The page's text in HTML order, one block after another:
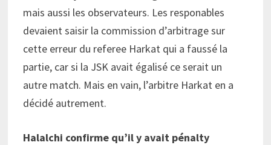
mais aussi les observateurs. Les responables
devaient saisir la commission d’arbitrage sur
cette erreur du referee Harkat qui a faussé la
partie, car si la JSK avait égalisé ce serait un
autre match. Mais en vain, l’arbitre Harkat en a
décidé autrement.
Halalchi confirme qu’il y avait pénalty